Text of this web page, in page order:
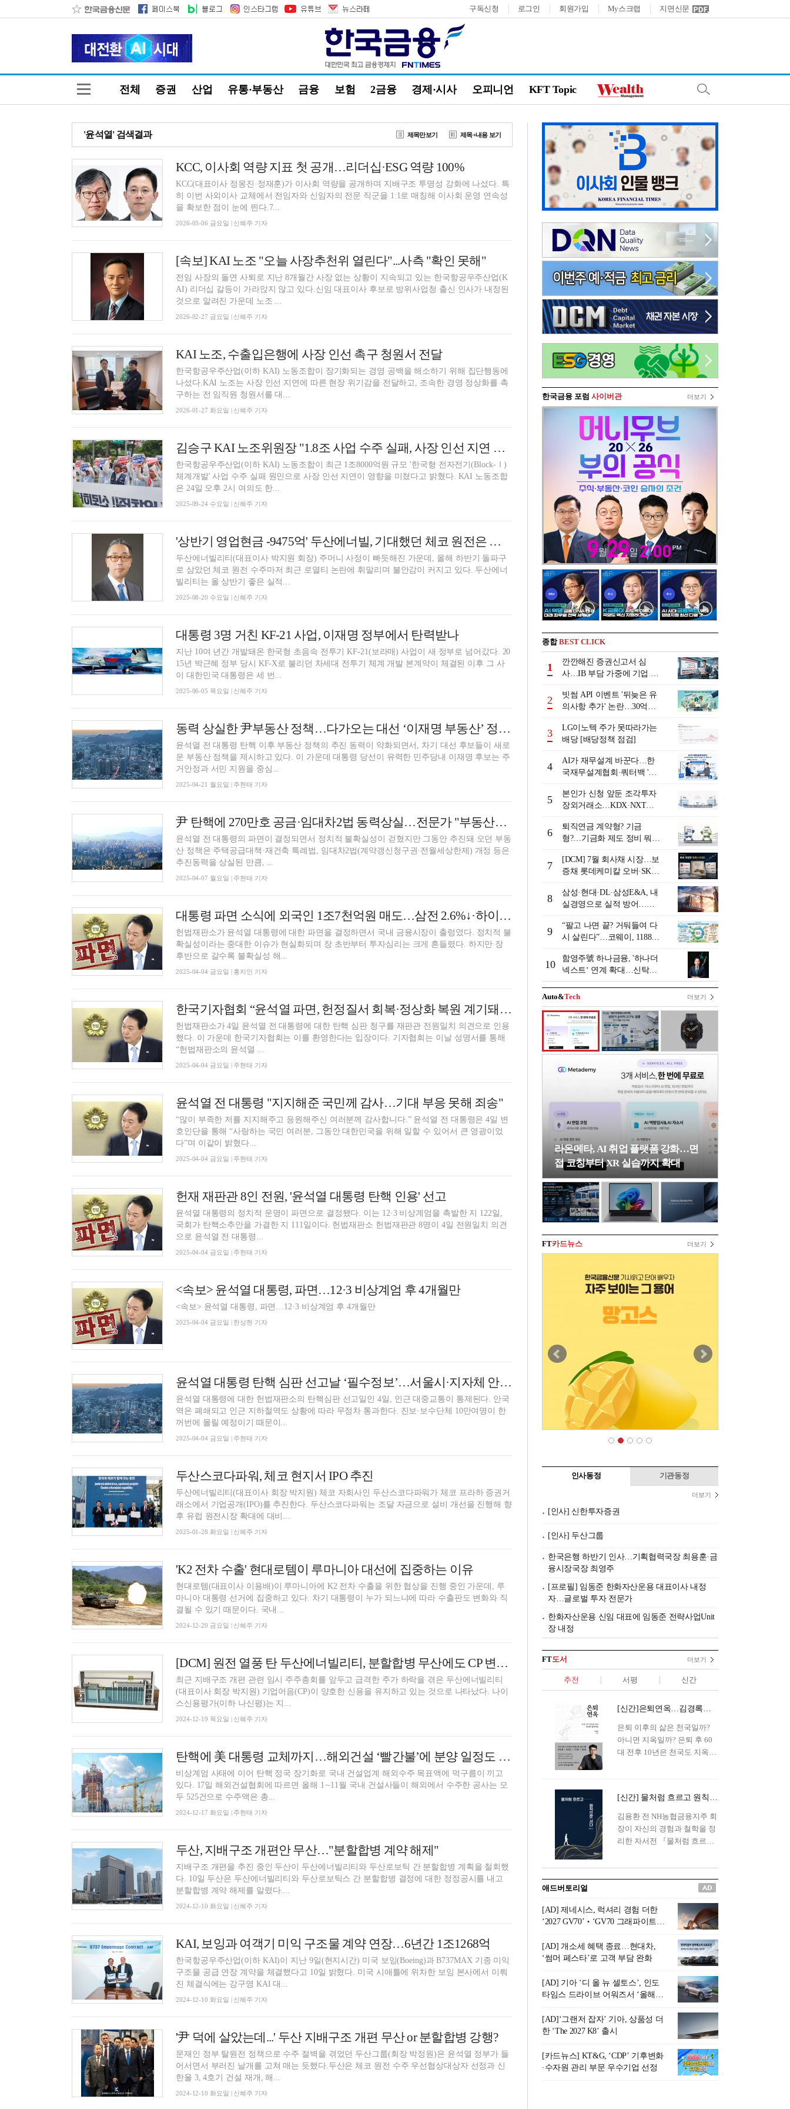
구독신청 로그인 회원가입 My스크랩 지면신문
전체 증권 산업 유통·부동산 금융 보험 2금융 경제·시사 오피니언 KFT Topic
'윤석열' 검색결과 제목만보기 제목+내용 보기
KCC, 이사회 역량 지표 첫 공개…리더십·ESG 역량 100%
KCC(대표이사 정몽진·정재훈)가 이사회 역량을 공개하며 지배구조 투명성 강화에 나섰다. 특
히 이번 사외이사 교체에서 전임자와 신임자의 전문 직군을 1:1로 매칭해 이사회 운영 연속성
을 확보한 점이 눈에 띈다.7...
2026-03-06 금요일 | 신혜주 기자
[속보] KAI 노조 "오늘 사장추천위 열린다"...사측 "확인 못해"
전임 사장의 돌연 사퇴로 지난 8개월간 사장 없는 상황이 지속되고 있는 한국항공우주산업(K
AI) 리더십 갈등이 가라앉지 않고 있다.신임 대표이사 후보로 방위사업청 출신 인사가 내정된
것으로 알려진 가운데 노조 ...
2026-02-27 금요일 | 신혜주 기자
KAI 노조, 수출입은행에 사장 인선 촉구 청원서 전달
한국항공우주산업(이하 KAI) 노동조합이 장기화되는 경영 공백을 해소하기 위해 집단행동에
나섰다.KAI 노조는 사장 인선 지연에 따른 현장 위기감을 전달하고, 조속한 경영 정상화를 촉
구하는 전 임직원 청원서를 대...
2026-01-27 화요일 | 신혜주 기자
김승구 KAI 노조위원장 "1.8조 사업 수주 실패, 사장 인선 지연 영향 커"
한국항공우주산업(이하 KAI) 노동조합이 최근 1조8000억원 규모 '한국형 전자전기(Block-Ⅰ)
체계개발' 사업 수주 실패 원인으로 사장 인선 지연이 영향을 미쳤다고 밝혔다. KAI 노동조합
은 24일 오후 2시 여의도 한...
2025-09-24 수요일 | 신혜주 기자
'상반기 영업현금 -9475억' 두산에너빌, 기대했던 체코 원전은 불안요인으로
두산에너빌리티(대표이사 박지원 회장) 주머니 사정이 빠듯해진 가운데, 올해 하반기 돌파구
로 삼았던 체코 원전 수주마저 최근 로열티 논란에 휘말리며 불안감이 커지고 있다. 두산에너
빌리티는 올 상반기 좋은 실적...
2025-08-20 수요일 | 신혜주 기자
대통령 3명 거친 KF-21 사업, 이재명 정부에서 탄력받나
지난 10여 년간 개발돼온 한국형 초음속 전투기 KF-21(보라매) 사업이 새 정부로 넘어갔다. 20
15년 박근혜 정부 당시 KF-X로 불리던 차세대 전투기 체계 개발 본계약이 체결된 이후 그 사
이 대한민국 대통령은 세 번...
2025-06-05 목요일 | 신혜주 기자
동력 상실한 尹부동산 정책…다가오는 대선 ‘이재명 부동산’ 정책은?
윤석열 전 대통령 탄핵 이후 부동산 정책의 추진 동력이 약화되면서, 차기 대선 후보들이 새로
운 부동산 정책을 제시하고 있다. 이 가운데 대통령 당선이 유력한 민주당내 이재명 후보는 주
거안정과 서민 지원을 중심...
2025-04-21 월요일 | 주현태 기자
尹 탄핵에 270만호 공금·임대차2법 동력상실…전문가 "부동산시장 영향 미미할 것"
윤석열 전 대통령의 파면이 결정되면서 정치적 불확실성이 걷혔지만 그동안 추진돼 오던 부동
산 정책은 주택공급대책·재건축 특례법, 임대차2법(계약갱신청구권·전월세상한제) 개정 등은
추진동력을 상실된 만큼, ...
2025-04-07 월요일 | 주현태 기자
대통령 파면 소식에 외국인 1조7천억원 매도…삼전 2.6%↓·하이닉스 6%↓(종합) [尹 파면]
헌법재판소가 윤석열 대통령에 대한 파면을 결정하면서 국내 금융시장이 출렁였다. 정치적 불
확실성이라는 중대한 이슈가 현실화되며 장 초반부터 투자심리는 크게 흔들렸다. 하지만 장
후반으로 갈수록 불확실성 해...
2025-04-04 금요일 | 홍지인 기자
한국기자협회 “윤석열 파면, 헌정질서 회복·정상화 복원 계기돼야”
헌법재판소가 4일 윤석열 전 대통령에 대한 탄핵 심판 청구를 재판관 전원일치 의견으로 인용
했다. 이 가운데 한국기자협회는 이를 환영한다는 입장이다. 기자협회는 이날 성명서를 통해
“헌법재판소의 윤석열 ...
2025-04-04 금요일 | 주현태 기자
윤석열 전 대통령 "지지해준 국민께 감사…기대 부응 못해 죄송"
“많이 부족한 저를 지지해주고 응원해주신 여러분께 감사합니다.” 윤석열 전 대통령은 4일 변
호인단을 통해 “사랑하는 국민 여러분, 그동안 대한민국을 위해 일할 수 있어서 큰 영광이었
다”며 이같이 밝혔다...
2025-04-04 금요일 | 주현태 기자
헌재 재판관 8인 전원, '윤석열 대통령 탄핵 인용' 선고
윤석열 대통령의 정치적 운명이 파면으로 결정됐다. 이는 12·3 비상계엄을 촉발한 지 122일,
국회가 탄핵소추안을 가결한 지 111일이다. 헌법재판소 헌법재판관 8명이 4일 전원일치 의견
으로 윤석열 전 대통령...
2025-04-04 금요일 | 주현태 기자
<속보> 윤석열 대통령, 파면…12·3 비상계엄 후 4개월만
<속보> 윤석열 대통령, 파면…12·3 비상계엄 후 4개월만
2025-04-04 금요일 | 한상현 기자
윤석열 대통령 탄핵 심판 선고날 ‘필수정보’…서울시·지자체 안전대책 살펴보니
윤석열 대통령에 대한 헌법재판소의 탄핵심판 선고일인 4일, 인근 대중교통이 통제된다. 안국
역은 폐쇄되고 인근 지하철역도 상황에 따라 무정차 통과한다. 진보·보수단체 10만여명이 한
꺼번에 몰릴 예정이기 때문이...
2025-04-04 금요일 | 주현태 기자
두산스코다파워, 체코 현지서 IPO 추진
두산에너빌리티(대표이사 회장 박지원) 체코 자회사인 두산스코다파워가 체코 프라하 증권거
래소에서 기업공개(IPO)를 추진한다. 두산스코다파워는 조달 자금으로 설비 개선을 진행해 향
후 유럽 원전시장 확대에 대비...
2025-01-28 화요일 | 신혜주 기자
'K2 전차 수출' 현대로템이 루마니아 대선에 집중하는 이유
현대로템(대표이사 이용배)이 루마니아에 K2 전차 수출을 위한 협상을 진행 중인 가운데, 루
마니아 대통령 선거에 집중하고 있다. 차기 대통령이 누가 되느냐에 따라 수출판도 변화와 직
결될 수 있기 때문이다. 국내...
2024-12-20 금요일 | 신혜주 기자
[DCM] 원전 열풍 탄 두산에너빌리티, 분할합병 무산에도 CP 변함없이 '양호'
최근 지배구조 개편 관련 임시 주주총회를 앞두고 급격한 주가 하락을 겪은 두산에너빌리티
(대표이사 회장 박지원) 기업어음(CP)이 양호한 신용을 유지하고 있는 것으로 나타났다. 나이
스신용평가(이하 나신평)는 지...
2024-12-19 목요일 | 신혜주 기자
탄핵에 美 대통령 교체까지…해외건설 ‘빨간불’에 분양 일정도 ‘고민’
비상계엄 사태에 이어 탄핵 정국 장기화로 국내 건설업계 해외수주 목표액에 먹구름이 끼고
있다. 17일 해외건설협회에 따르면 올해 1∼11월 국내 건설사들이 해외에서 수주한 공사는 모
두 525건으로 수주액은 총...
2024-12-17 화요일 | 주현태 기자
두산, 지배구조 개편안 무산…"분할합병 계약 해제"
지배구조 개편을 추진 중인 두산이 두산에너빌리티와 두산로보틱 간 분할합병 계획을 철회했
다. 10일 두산은 두산에너빌리티와 두산로보틱스 간 분할합병 결정에 대한 정정공시를 내고
분할합병 계약 해제를 알렸다....
2024-12-10 화요일 | 신혜주 기자
KAI, 보잉과 여객기 미익 구조물 계약 연장…6년간 1조1268억
한국항공우주산업(이하 KAI)이 지난 9일(현지시간) 미국 보잉(Boeing)과 B737MAX 기종 미익
구조물 공급 연장 계약을 체결했다고 10일 밝혔다. 미국 시애틀에 위차한 보잉 본사에서 이뤄
진 체결식에는 강구영 KAI 대...
2024-12-10 화요일 | 신혜주 기자
'尹 덕에 살았는데...' 두산 지배구조 개편 무산 or 분할합병 강행?
문재인 정부 탈원전 정책으로 수주 절벽을 겪었던 두산그룹(회장 박정원)은 윤석열 정부가 들
어서면서 부러진 날개를 고쳐 매는 듯했다.두산은 체코 원전 수주 우선협상대상자 선정과 신
한울 3, 4호기 건설 재개, 해...
2024-12-10 화요일 | 신혜주 기자
한국금융 포럼 사이버관 더보기
종합BEST CLICK
1
깐깐해진 증권신고서 심
사…IB 부담 가중에 기업 자
2
빗썸 API 이벤트 '뒤늦은 유
의사항 추가' 논란…30억원
발
3
LG이노텍 주가 못따라가는
배당 [배당정책 점검]
4
AI가 재무설계 바꾼다…한
국재무설계협회·쿼터백 '베
5
본인가 신청 앞둔 조각투자
장외거래소…KDX·NXT컨
6
퇴직연금 계약형? 기금
형?…기금화 제도 정비 뭐길
(상)]
7
[DCM] 7월 회사채 시장…보
증채 롯데케미칼 오버·SK에
8
삼성·현대·DL·삼성E&A, 내
실경영으로 실적 방어…미
9
“팔고 나면 끝? 거둬들여 다
시 살린다”…코웨이, 1188만
10
함영주號 하나금융, '하나더
넥스트‘ 연계 확대…신탁수
수료 2배 증가 효과 [금융 시
니어 비즈니스 돋보기]
Auto&Tech 더보기
라온메타, AI 취업 플랫폼 강화…면
접 코칭부터 XR 실습까지 확대
FT카드뉴스 더보기
인사동정 기관동정
더보기
[인사] 신한투자증권
[인사] 두산그룹
한국은행 하반기 인사…기획협력국장 최용훈·금
융시장국장 최영주
[프로필] 임동준 한화자산운용 대표이사 내정
자…글로벌 투자 전문가
한화자산운용 신임 대표에 임동준 전략사업Unit
장 내정
FT도서 더보기
추천 서평 신간
[신간]은퇴연옥…김경록의 은퇴 후 삶의 나침반
은퇴 이후의 삶은 천국일까?
아니면 지옥일까? 은퇴 후 60
대 전후 10년은 천국도 지옥도
은퇴 설계를 가이드해 온 김경
록 옵투스자산운용의 고문이
신간 『은퇴연옥』을 내놓았
다.단테는 지옥을 '모든 희망을
록 고문은 새로운 시각을 제시
0년의 과도기는 지옥이 아니라
정화와 성장의 공간인 ‘은퇴연
옥(Purgatory)’이라는 것이다.
연옥은 고통스럽지만 끝이 있
으며, 준비를 통해 천국으로 나
아갈 수 있는 희망의 장소라고
말한
[신간] 물처럼 흐르고 원칙으로 서다…김용환의 통찰을 담다
김용환 전 NH농협금융지주 회
장이 자신의 경험과 철학을 정
리한 자서전 『물처럼 흐르고
통 관료 출신으로 한국 금융의
주요 변곡점마다 중요한 역할
을 하고 금융 경영인으로서 큰
족적을 남긴 김 전 회장이 후배
세대에게 전하는 삶의 조언을
담은 인생 노트다.『물처럼 흐
르고 원칙으로 서다』는 단순
한 자서전을 넘어, 실패를 두려
워하지 않는 용기와 자신에 대
한 믿음이 어떻게 삶을 풍요롭
게 만드는지를 보여주는 지혜
의 보고로 평가된다.김용환 전
회장은 “인생의 목표가 크더라
도 조급해하지 말고 작은 것부
터 하나 하나 성취해 나가
라”고 조언한다. 뼈아픈 실패
조차 성공의 뼈대가 된다는 긍
애드버토리얼
[AD] 제네시스, 럭셔리 경험 더한
‘2027 GV70’‧‘GV70 그래파이트’
[AD] 개소세 혜택 종료…현대차,
‘썸머 페스타’로 고객 부담 완화
[AD] 기아 ‘디 올 뉴 셀토스’, 인도
타임스 드라이브 어워즈서 ‘올해의
[AD]‘그랜저 잡자’ 기아, 상품성 더
한 ‘The 2027 K8’ 출시
[카드뉴스] KT&G, ‘CDP’ 기후변화
·수자원 관리 부문 우수기업 선정